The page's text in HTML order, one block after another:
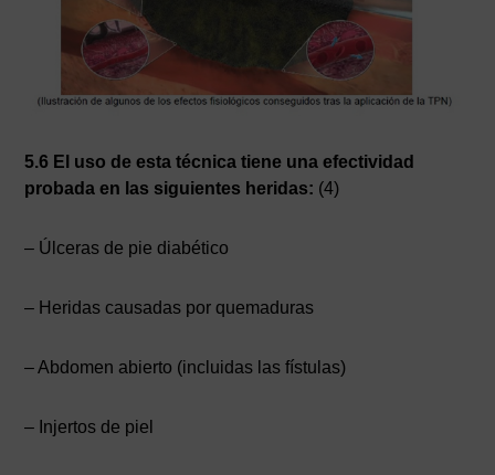
5.6 El uso de esta técnica tiene una efectividad
probada en las siguientes heridas: (4)
– Úlceras de pie diabético
– Heridas causadas por quemaduras
– Abdomen abierto (incluidas las fístulas)
– Injertos de piel